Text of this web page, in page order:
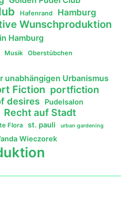
Hafenrand Hamburg
Wunschproduktion
Hamburg
Musik Oberstübchen
unabhängigen Urbanismus
Fiction portfiction
desires Pudelsalon
Recht auf Stadt
Flora st. pauli urban gardening
Wieczorek